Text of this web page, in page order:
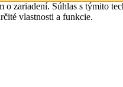
zariadení. Súhlas s týmito
vlastnosti a funkcie.